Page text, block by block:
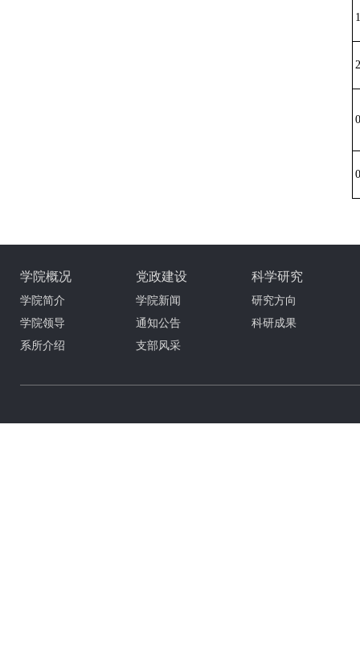
学院概况
学院简介
学院领导
系所介绍
党政建设
学院新闻
通知公告
支部风采
科学研究
研究方向
科研成果